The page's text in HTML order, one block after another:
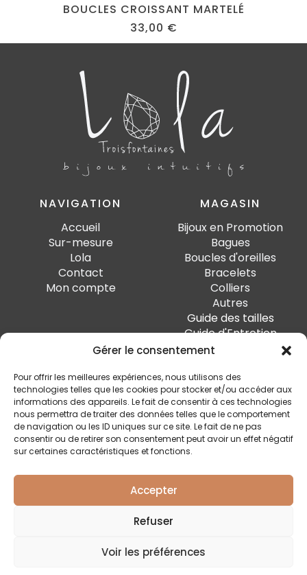
Gérer le consentement
Pour offrir les meilleures expériences, nous utilisons des
technologies telles que les cookies pour stocker et/ou accéder aux
informations des appareils. Le fait de consentir à ces technologies
nous permettra de traiter des données telles que le comportement
de navigation ou les ID uniques sur ce site. Le fait de ne pas
consentir ou de retirer son consentement peut avoir un effet négatif
sur certaines caractéristiques et fonctions.
Accepter
Refuser
Voir les préférences
BOUCLES CROISSANT MARTELÉ
33,00 €
NAVIGATION
Accueil
Sur-mesure
Lola
Contact
Mon compte
MAGASIN
Bijoux en Promotion
Bagues
Boucles d'oreilles
Bracelets
Colliers
Autres
Guide des tailles
Guide d'Entretien
SUIVEZ-MOI
Quai Marcellis 10, 4020 Liège - BE0 794.477.312
Politique de confidentialité